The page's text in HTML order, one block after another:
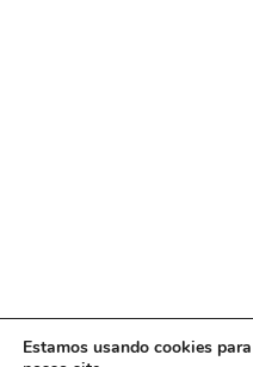
Estamos usando cookies